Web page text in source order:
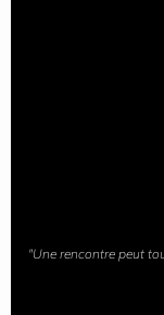
"Une rencontre peut